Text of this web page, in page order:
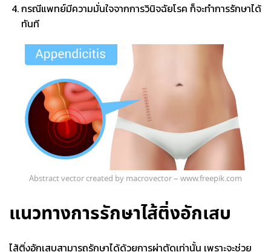
กรณีแพทย์มีความมั่นใจจากการวินิจฉัยโรค ก็จะทำการรักษาได้
ทันที
Abstract vector created by macrovector – www.freepik.com
แนวทางการรักษาไส้ติ่งอักเสบ
ไส้ติ่งอักเสบสามารถรักษาได้ด้วยการผ่าตัดเท่านั้น เพราะจะช่วย